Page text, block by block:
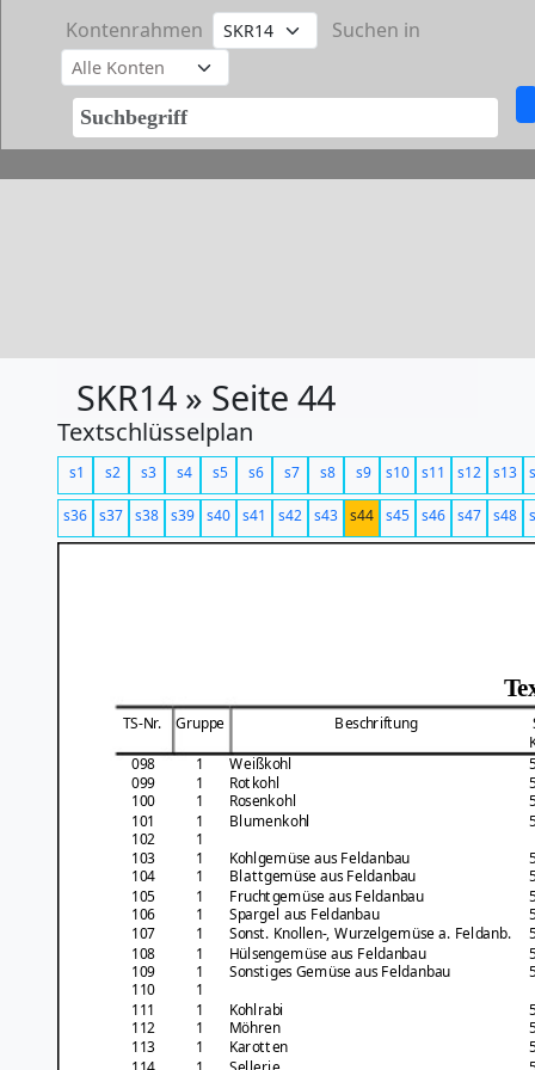
Kontenrahmen Suchen in
SKR14 » Seite 44
Textschlüsselplan
s1 s2 s3 s4 s5 s6 s7 s8 s9 s10 s11 s12 s13
s36 s37 s38 s39 s40 s41 s42 s43 s44 s45 s46 s47 s48
TS-Nr. Gruppe Beschriftung
098
1 Weißkohl
099
1 Rotkohl
100
1 Rosenkohl
101
1 Blumenkohl
102
1
103
1 Kohlgemüse aus Feldanbau
104
1 Blattgemüse aus Feldanbau
105
1 Fruchtgemüse aus Feldanbau
106
1 Spargel aus Feldanbau
107
1 Sonst. Knollen-, Wurzelgemüse a. Feldanb.
108
1 Hülsengemüse aus Feldanbau
109
1 Sonstiges Gemüse aus Feldanbau
110
1
111
1 Kohlrabi
112
1 Möhren
113
1 Karotten
114
1 Sellerie